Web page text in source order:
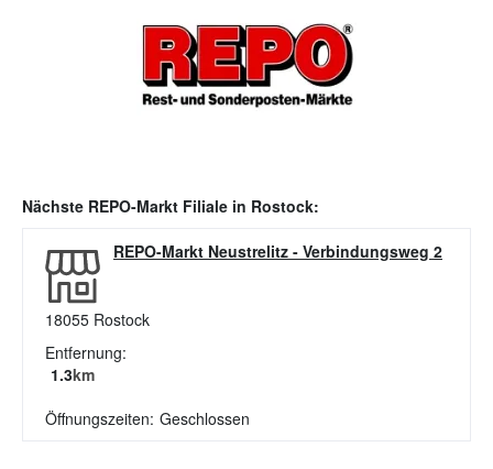
Nächste REPO-Markt Filiale in Rostock:
REPO-Markt Neustrelitz - Verbindungsweg 2
18055 Rostock
Entfernung:
1.3km
Öffnungszeiten: Geschlossen